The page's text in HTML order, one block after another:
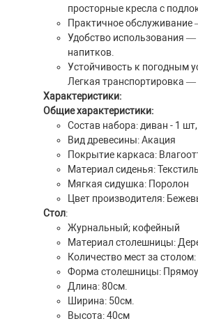
просторные кресла с
Практичное обслуживание
Удобство использования —
напитков.
Устойчивость к погодным
Легкая транспортировка —
Характеристики:
Общие характеристики:
Состав набора: диван - 1
Вид древесины: Акация
Покрытие каркаса:
Материал сиденья: Текстиль
Мягкая сидушка: Поролон
Цвет производителя:
Стол:
Журнальный; кофейный
Материал столешницы:
Количество мест за столом:
Форма столешницы:
Длина: 80см.
Ширина: 50см.
Высота: 40см